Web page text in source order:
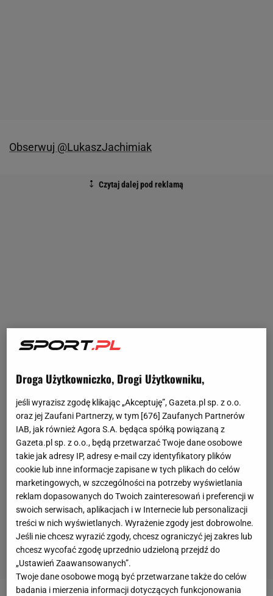
Obserwuj @LukaszJachimiak
Droga Użytkowniczko, Drogi Użytkowniku,
jeśli wyrazisz zgodę klikając „Akceptuję”, Gazeta.pl sp. z o.o.
oraz jej Zaufani Partnerzy, w tym [676] Zaufanych Partnerów
IAB, jak również Agora S.A. będąca spółką powiązaną z
Gazeta.pl sp. z o.o., będą przetwarzać Twoje dane osobowe
takie jak adresy IP, adresy e-mail czy identyfikatory plików
cookie lub inne informacje zapisane w tych plikach do celów
marketingowych, w szczególności na potrzeby wyświetlania
reklam dopasowanych do Twoich zainteresowań i preferencji w
swoich serwisach, aplikacjach i w Internecie lub personalizacji
treści w nich wyświetlanych. Wyrażenie zgody jest dobrowolne.
Jeśli nie chcesz wyrazić zgody, chcesz ograniczyć jej zakres lub
chcesz wycofać zgodę uprzednio udzieloną przejdź do
„Ustawień Zaawansowanych”.
Twoje dane osobowe mogą być przetwarzane także do celów
badania i mierzenia informacji dotyczących funkcjonowania